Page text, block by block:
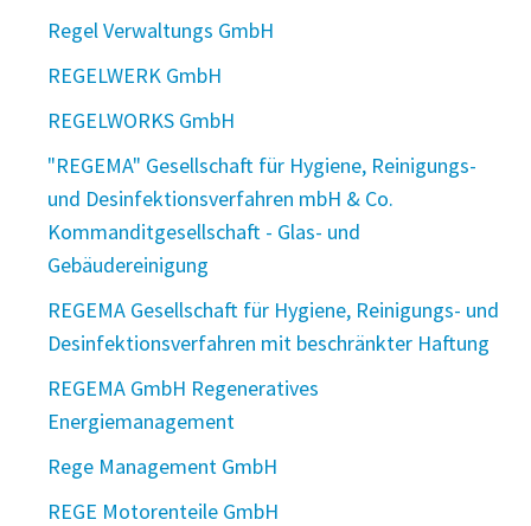
Regel Verwaltungs GmbH
REGELWERK GmbH
REGELWORKS GmbH
"REGEMA" Gesellschaft für Hygiene, Reinigungs-
und Desinfektionsverfahren mbH & Co.
Kommanditgesellschaft - Glas- und
Gebäudereinigung
REGEMA Gesellschaft für Hygiene, Reinigungs- und
Desinfektionsverfahren mit beschränkter Haftung
REGEMA GmbH Regeneratives
Energiemanagement
Rege Management GmbH
REGE Motorenteile GmbH